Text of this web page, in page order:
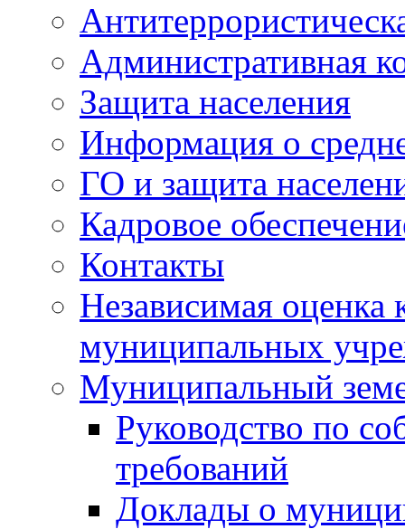
Административная
Защита населения
Информация о
ГО и защита
Кадровое
Контакты
Независимая оценка
муниципальных
Муниципальный
Руководство по
требований
Доклады о